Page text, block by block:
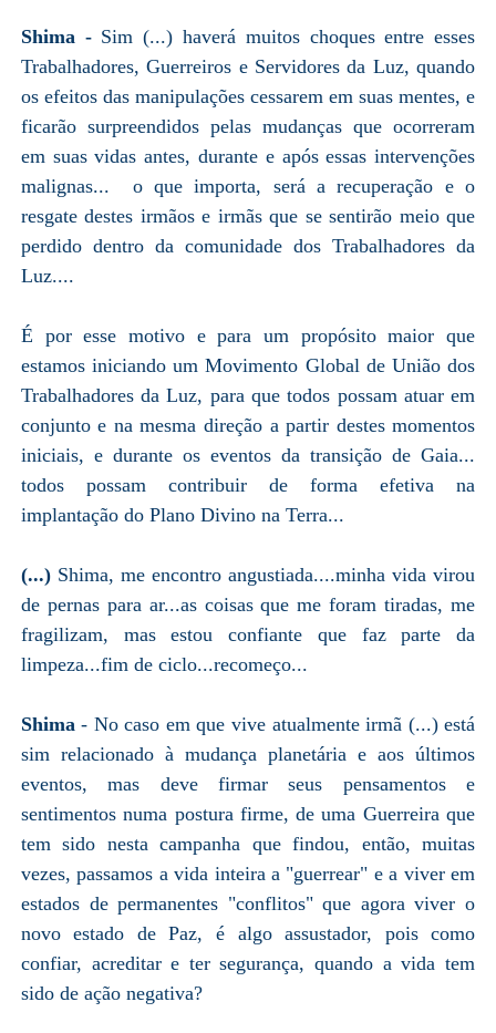
Shima - Sim (...) haverá muitos choques entre esses
Trabalhadores, Guerreiros e Servidores da Luz, quando
os efeitos das manipulações cessarem em suas mentes, e
ficarão surpreendidos pelas mudanças que ocorreram
em suas vidas antes, durante e após essas intervenções
malignas... o que importa, será a recuperação e o
resgate destes irmãos e irmãs que se sentirão meio que
perdido dentro da comunidade dos Trabalhadores da
Luz....
É por esse motivo e para um propósito maior que
estamos iniciando um Movimento Global de União dos
Trabalhadores da Luz, para que todos possam atuar em
conjunto e na mesma direção a partir destes momentos
iniciais, e durante os eventos da transição de Gaia...
todos possam contribuir de forma efetiva na
implantação do Plano Divino na Terra...
(...)Shima, me encontro angustiada....minha vida virou
de pernas para ar...as coisas que me foram tiradas, me
fragilizam, mas estou confiante que faz parte da
limpeza...fim de ciclo...recomeço...
Shima - No caso em que vive atualmente irmã (...) está
sim relacionado à mudança planetária e aos últimos
eventos, mas deve firmar seus pensamentos e
sentimentos numa postura firme, de uma Guerreira que
tem sido nesta campanha que findou, então, muitas
vezes, passamos a vida inteira a "guerrear" e a viver em
estados de permanentes "conflitos" que agora viver o
novo estado de Paz, é algo assustador, pois como
confiar, acreditar e ter segurança, quando a vida tem
sido de ação negativa?